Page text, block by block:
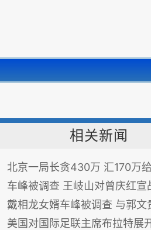
相关新闻
北京一局长贪430万 汇170万
车峰被调查 王岐山对曾庆红宣
戴相龙女婿车峰被调查 与郭文
美国对国际足联主席布拉特展